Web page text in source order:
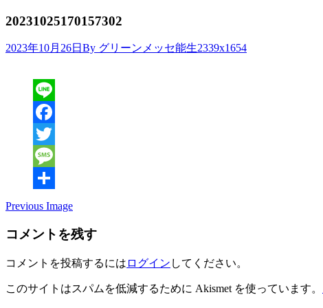
20231025170157302
2023年10月26日 By グリーンメッセ能生Attachment
2339x1654
Line
Facebook
Twitter
Message
Previous Image
コメントを残す
コメントを投稿するには ログイン してください。
このサイトはスパムを低減するために Akismet を使っています。